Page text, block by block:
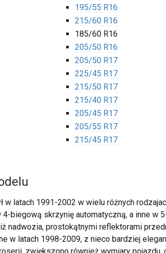
195/55 R16
215/60 R16
185/60 R16
205/50 R16
205/50 R17
225/45 R17
215/50 R17
215/40 R17
205/45 R17
205/55 R17
215/45 R17
w latach 1991-2002 w wielu różnych
biegową skrzynię automatyczną, a inne w
prostokątnymi reflektorami
w latach 1998-2009, z nieco bardziej